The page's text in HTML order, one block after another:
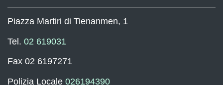
Piazza Martiri di Tienanmen, 1
Tel. 02 619031
Fax 02 6197271
Polizia Locale 026194390